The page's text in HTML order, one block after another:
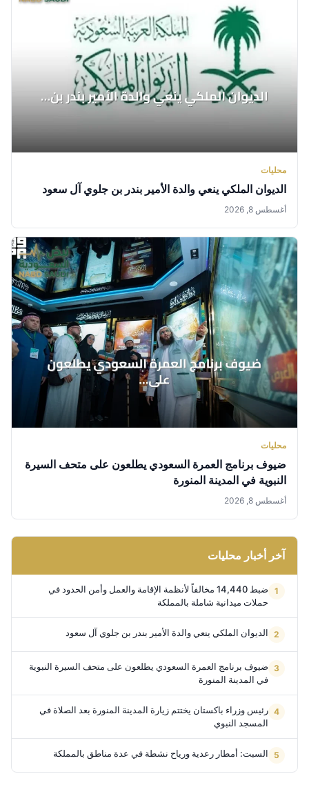
محليات
الديوان الملكي ينعي والدة الأمير بندر بن جلوي آل سعود
أغسطس 8, 2026
محليات
ضيوف برنامج العمرة السعودي يطلعون على متحف السيرة
النبوية في المدينة المنورة
أغسطس 8, 2026
آخر أخبار محليات
ضبط 14,440 مخالفاً لأنظمة الإقامة والعمل وأمن الحدود في
حملات ميدانية شاملة بالمملكة
الديوان الملكي ينعي والدة الأمير بندر بن جلوي آل سعود
ضيوف برنامج العمرة السعودي يطلعون على متحف السيرة النبوية
في المدينة المنورة
رئيس وزراء باكستان يختتم زيارة المدينة المنورة بعد الصلاة في
المسجد النبوي
السبت: أمطار رعدية ورياح نشطة في عدة مناطق بالمملكة